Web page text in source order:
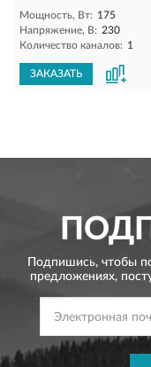
Мощность, Вт: 175
Напряжение, В: 230
Количество каналов: 1
ЗАКАЗАТЬ
Подпишись, чтобы
предложениях,